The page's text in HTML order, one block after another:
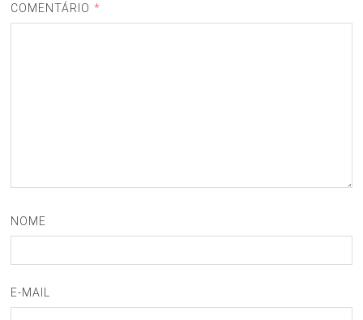
COMENTÁRIO *
NOME
E-MAIL